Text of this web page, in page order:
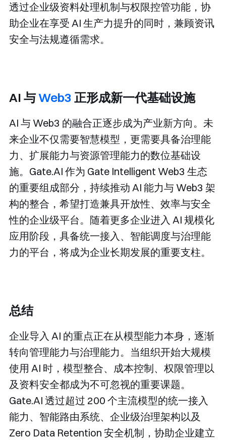
透过企业级资料处理机制与权限控管功能，协
助企业在享受 AI 生产力提升的同时，兼顾资讯
安全与法规遵循需求。
AI 与Web3 正形成新一代基础设施
AI 与 Web3 的融合正逐步成为产业新方向。未
来企业不仅需要智慧模型，更需要具备治理能
力、扩展能力与资源管理能力的数位基础设
施。Gate.AI 作为 Gate Intelligent Web3 生态
的重要组成部分，持续推动 AI 能力与 Web3 架
构的整合，希望打造兼具开放性、效率与安全
性的企业级平台。随着更多企业进入 AI 规模化
应用阶段，具备统一接入、智能调度与治理能
力的平台，将成为企业长期发展的重要支柱。
总结
企业导入 AI 的重点正在从模型能力本身，逐渐
转向管理能力与治理能力。当组织开始大规模
使用 AI 时，模型整合、成本控制、权限管理以
及资料安全都成为不可忽视的重要课题。
Gate.AI 透过超过 200 个主流模型的统一接入
能力、智能路由系统、企业级治理架构以及
Zero Data Retention 安全机制，协助企业建立